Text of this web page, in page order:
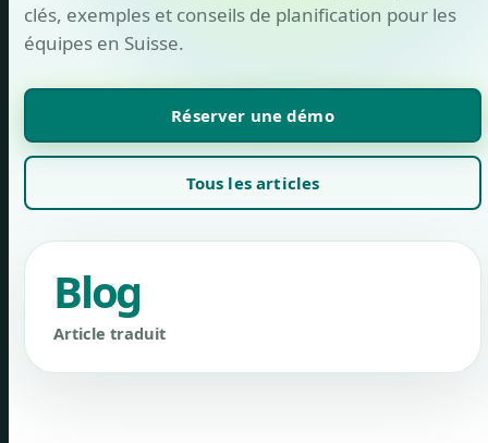
clés, exemples et conseils de planification pour les
équipes en Suisse.
Réserver une démo
Tous les articles
Blog
Article traduit